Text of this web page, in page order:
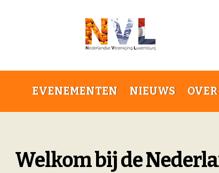
EVENEMENTEN NIEUWS
Welkom bij de